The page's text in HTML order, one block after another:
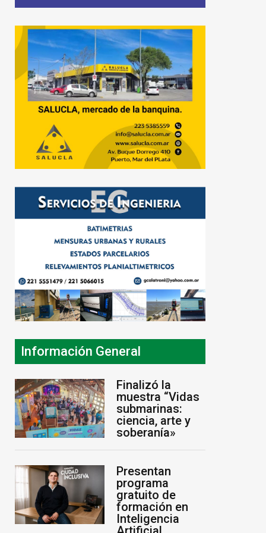
Información General
Finalizó la
muestra “Vidas
submarinas:
ciencia, arte y
soberanía»
Presentan
programa
gratuito de
formación en
Inteligencia